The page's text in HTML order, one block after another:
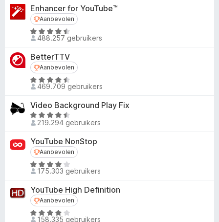
x
a
r
d
e
i
n
g
:
,
8
v
a
n
5
Enhancer for YouTube™
Aanbevolen
Aanbevolen
W
a
a
r
d
e
i
n
g
4
,
7
v
a
n
5
488.257 gebruikers
BetterTTV
Aanbevolen
Aanbevolen
W
a
a
r
d
r
i
n
g
4
,
5
469.709 gebruikers
Video Background Play Fix
W
a
a
r
d
e
i
n
g
:
219.294 gebruikers
YouTube NonStop
Aanbevolen
Aanbevolen
W
a
a
r
d
e
175.303 gebruikers
YouTube High Definition
Aanbevolen
Aanbevolen
W
158.335 gebruikers